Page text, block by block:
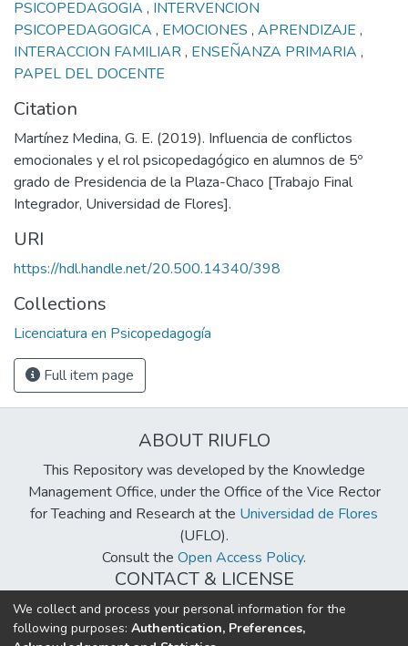
PSICOPEDAGOGIA , INTERVENCION
PSICOPEDAGOGICA , EMOCIONES , APRENDIZAJE ,
INTERACCION FAMILIAR, ENSEÑANZA PRIMARIA ,
PAPEL DEL DOCENTE
Citation
Martínez Medina, G. E. (2019). Influencia de conflictos
emocionales y el rol psicopedagógico en alumnos de 5º
grado de Presidencia de la Plaza-Chaco [Trabajo Final
Integrador, Universidad de Flores].
URI
https://hdl.handle.net/20.500.14340/398
Collections
Licenciatura en Psicopedagogía
Full item page
ABOUT RIUFLO
This Repository was developed by the Knowledge
Management Office, under the Office of the Vice Rector
for Teaching and Research at the Universidad de Flores
(UFLO).
Consult the Open Access Policy.
CONTACT & LICENSE
biblioteca@uflouniversidad.edu.ar
Creative Commons LicenseBY-NC-ND 4.0
We collect and process your personal information for the
following purposes: Authentication, Preferences,